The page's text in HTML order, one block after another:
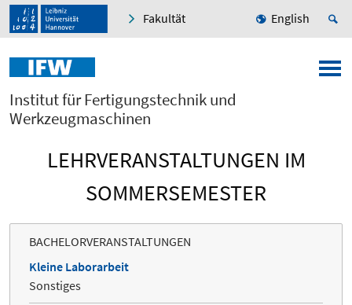
Fakultät English
Institut für Fertigungstechnik und
Werkzeugmaschinen
LEHRVERANSTALTUNGEN IM
SOMMERSEMESTER
BACHELORVERANSTALTUNGEN
Kleine Laborarbeit
Sonstiges